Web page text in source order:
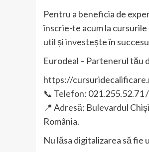
Pentru a beneficia de
înscrie-te acum la
util și investește în
Eurodeal – Partenerul tău
https://
📞 Telefon: 021.255.52.71
📍 Adresă: Bulevardul
România.
Nu lăsa digitalizarea să